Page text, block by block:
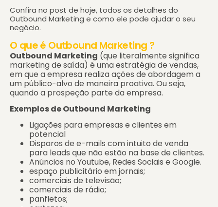
Confira no post de hoje, todos os detalhes do
Outbound Marketing e como ele pode ajudar o seu
negócio.
O que é Outbound Marketing ?
Outbound Marketing (que literalmente significa
marketing de saída) é uma estratégia de vendas,
em que a empresa realiza ações de abordagem a
um público-alvo de maneira proativa. Ou seja,
quando a prospeção parte da empresa.
Exemplos de Outbound Marketing
Ligações para empresas e clientes em
potencial
Disparos de e-mails com intuito de venda
para leads que não estão na base de clientes.
Anúncios no Youtube, Redes Sociais e Google.
espaço publicitário em jornais;
comerciais de televisão;
comerciais de rádio;
panfletos;